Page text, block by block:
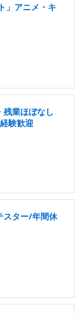
」アニメ・キ
業ほぼなし
験歓迎
スター/年間休